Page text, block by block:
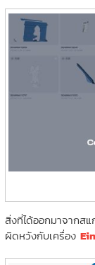
สิ่งที่ได้ออกมาจากสแ
ผิดหวังกับเครื่อง